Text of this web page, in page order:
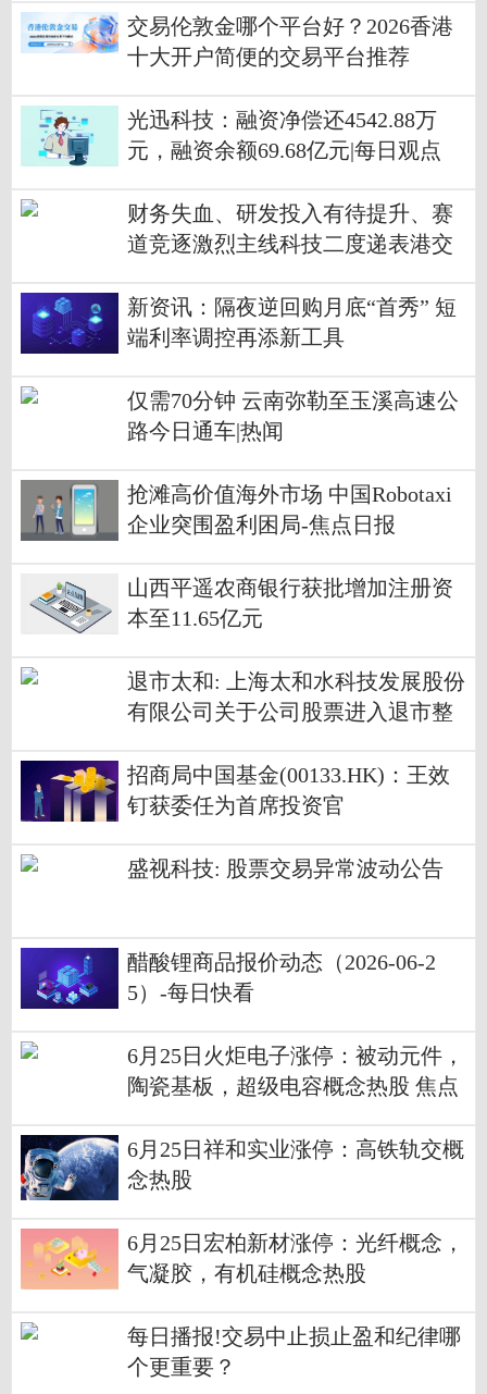
交易伦敦金哪个平台好？2026香港
十大开户简便的交易平台推荐
光迅科技：融资净偿还4542.88万
元，融资余额69.68亿元|每日观点
财务失血、研发投入有待提升、赛
道竞逐激烈主线科技二度递表港交
新资讯：隔夜逆回购月底“首秀” 短
端利率调控再添新工具
仅需70分钟 云南弥勒至玉溪高速公
路今日通车|热闻
抢滩高价值海外市场 中国Robotaxi
企业突围盈利困局-焦点日报
山西平遥农商银行获批增加注册资
本至11.65亿元
退市太和: 上海太和水科技发展股份
有限公司关于公司股票进入退市整
招商局中国基金(00133.HK)：王效
钉获委任为首席投资官
盛视科技: 股票交易异常波动公告
醋酸锂商品报价动态（2026-06-2
5）-每日快看
6月25日火炬电子涨停：被动元件，
陶瓷基板，超级电容概念热股 焦点
6月25日祥和实业涨停：高铁轨交概
念热股
6月25日宏柏新材涨停：光纤概念，
气凝胶，有机硅概念热股
每日播报!交易中止损止盈和纪律哪
个更重要？